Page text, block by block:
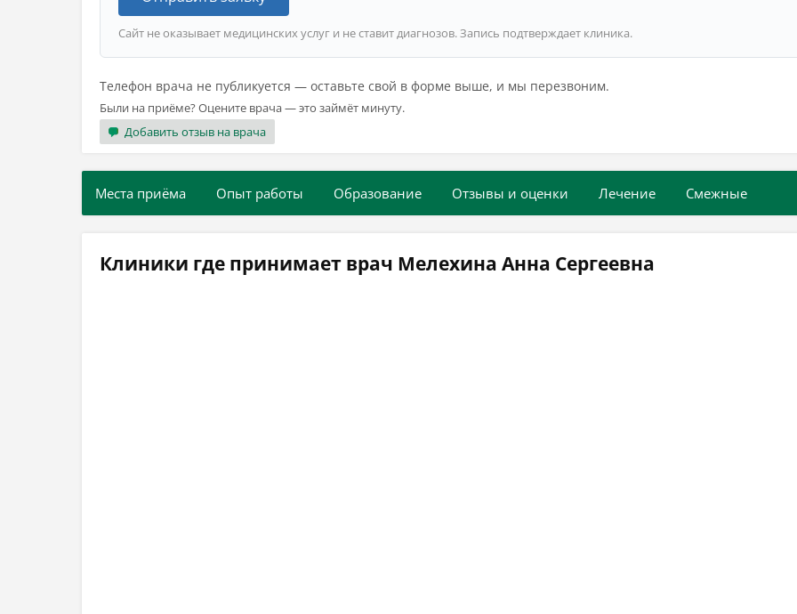
Сайт не оказывает медицинских услуг и не ставит диагнозов. Запись подтверждает клиника.
Телефон врача не публикуется — оставьте свой в форме выше, и мы перезвоним.
Были на приёме? Оцените врача — это займёт минуту.
Добавить отзыв на врача
Места приёма Опыт работы Образование Отзывы и оценки Лечение Смежные
Клиники где принимает врач Мелехина Анна Сергеевна